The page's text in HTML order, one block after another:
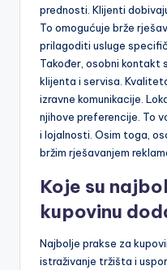
prednosti. Klijenti
To omogućuje brže
prilagoditi usluge
Također, osobni kontakt
klijenta i servisa.
izravne komunikacije.
njihove preferencije. To
i lojalnosti. Osim toga,
bržim rješavanjem
Koje su
kupovinu
Najbolje prakse za
istraživanje tržišta i